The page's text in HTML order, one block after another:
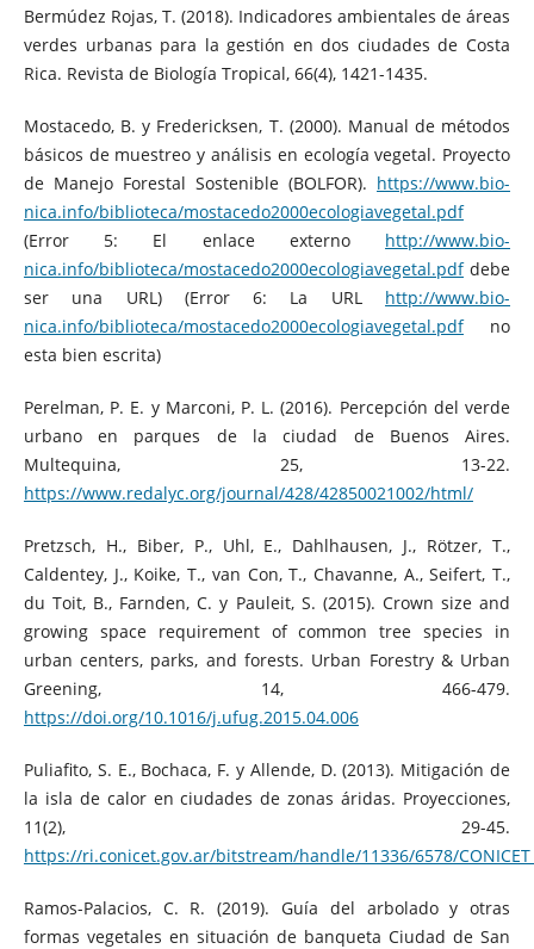
Bermúdez Rojas, T. (2018). Indicadores ambientales de áreas
verdes urbanas para la gestión en dos ciudades de Costa
Rica. Revista de Biología Tropical, 66(4), 1421-1435.
Mostacedo, B. y Fredericksen, T. (2000). Manual de métodos
básicos de muestreo y análisis en ecología vegetal. Proyecto
de Manejo Forestal Sostenible (BOLFOR). https://www.bio-
nica.info/biblioteca/mostacedo2000ecologiavegetal.pdf
(Error 5: El enlace externo http://www.bio-
nica.info/biblioteca/mostacedo2000ecologiavegetal.pdfdebe
ser una URL) (Error 6: La URL http://www.bio-
nica.info/biblioteca/mostacedo2000ecologiavegetal.pdfno
esta bien escrita)
Perelman, P. E. y Marconi, P. L. (2016). Percepción del verde
urbano en parques de la ciudad de Buenos Aires.
Multequina, 25, 13-22.
https://www.redalyc.org/journal/428/42850021002/html/
Pretzsch, H., Biber, P., Uhl, E., Dahlhausen, J., Rötzer, T.,
Caldentey, J., Koike, T., van Con, T., Chavanne, A., Seifert, T.,
du Toit, B., Farnden, C. y Pauleit, S. (2015). Crown size and
growing space requirement of common tree species in
urban centers, parks, and forests. Urban Forestry & Urban
Greening, 14, 466-479.
https://doi.org/10.1016/j.ufug.2015.04.006
Puliafito, S. E., Bochaca, F. y Allende, D. (2013). Mitigación de
la isla de calor en ciudades de zonas áridas. Proyecciones,
11(2), 29-45.
https://ri.conicet.gov.ar/bitstream/handle/11336/6578/
Ramos-Palacios, C. R. (2019). Guía del arbolado y otras
formas vegetales en situación de banqueta Ciudad de San